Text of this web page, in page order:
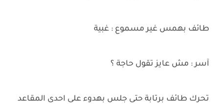
طائف بهمس غير مسموع : غبية
آسر : مش عايز تقول حاجة ؟
تحرك طائف برتابة حتى جلس بهدوء على احدى المقاعد